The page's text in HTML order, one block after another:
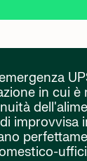
in cui è
improvvisa